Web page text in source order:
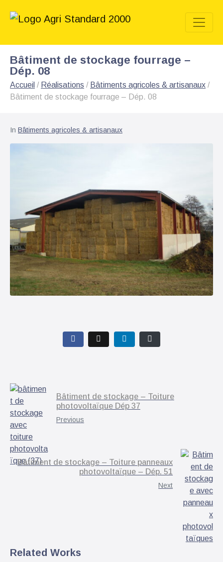
Bâtiment de stockage fourrage –
Dép. 08
Accueil / Réalisations / Bâtiments agricoles & artisanaux /
Bâtiment de stockage fourrage – Dép. 08
In Bâtiments agricoles & artisanaux
Bâtiment de stockage – Toiture
photovoltaïque Dép 37
Previous
Bâtiment de stockage – Toiture panneaux
photovoltaïque – Dép. 51
Next
Related Works